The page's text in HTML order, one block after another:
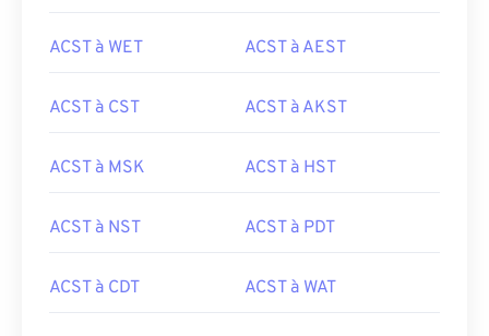
ACST à WET ACST à AEST
ACST à CST ACST à AKST
ACST à MSK ACST à HST
ACST à NST ACST à PDT
ACST à CDT ACST à WAT